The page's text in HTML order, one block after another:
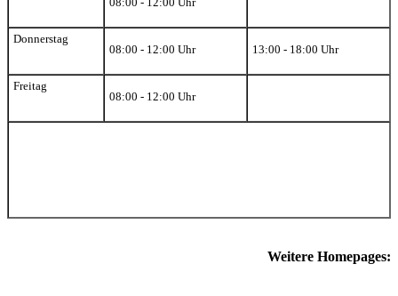
08:00 - 12:00 Uhr
Donnerstag
08:00 - 12:00 Uhr
13:00 - 18:00 Uhr
Freitag
08:00 - 12:00 Uhr
Weitere Homepages: